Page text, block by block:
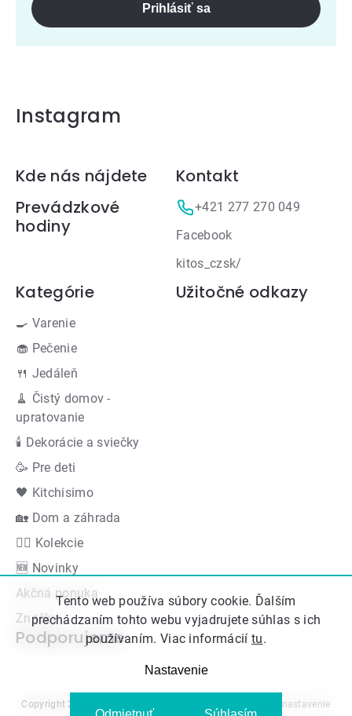
Tento web používa súbory cookie. Ďalším
prechádzaním tohto webu vyjadrujete súhlas s ich
používaním. Viac informácií tu.
Nastavenie
Prihlásiť sa
Instagram
Zápätie
Kde nás nájdete
Prevádzkové
hodiny
Kontakt
+421 277 270 049
Facebook
kitos_czsk/
Kategórie
🍳 Varenie
🧁 Pečenie
🍴 Jedáleň
🧹 Čistý domov -
upratovanie
🕯 Dekorácie a sviečky
🥳 Pre deti
🖤 Kitchisimo
🏡 Dom a záhrada
👍🏻 Kolekcie
🆕 Novinky
Akčná ponuka
Značky
Užitočné odkazy
Podporujeme
Copyright 2026
Upraviť nastavenie